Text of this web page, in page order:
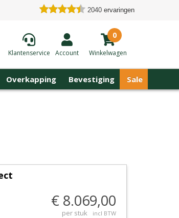
2040 ervaringen
Klantenservice Account
0
Winkelwagen
Overkapping Bevestiging Sale
€ 8.069,00
per stuk incl BTW